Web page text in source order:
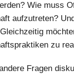
Wie muss
aufzutreten?
zu
Fragen